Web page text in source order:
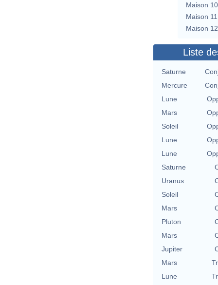
Maison 10
Maison 11
Maison 12
Liste
Saturne
Mercure
Lune
Mars
Soleil
Lune
Lune
Saturne
Uranus
Soleil
Mars
Pluton
Mars
Jupiter
Mars
Lune